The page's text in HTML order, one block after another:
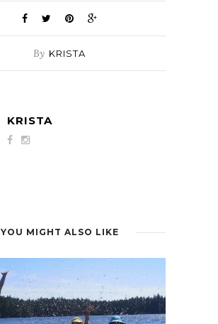
By KRISTA
KRISTA
YOU MIGHT ALSO LIKE